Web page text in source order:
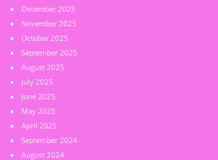
December 2025
November 2025
October 2025
September 2025
August 2025
July 2025
June 2025
May 2025
April 2025
September 2024
August 2024